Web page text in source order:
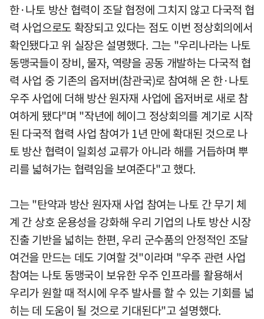
한·나토 방산 협력이 조달 협정에 그치지 않고 다국적 협
력 사업으로도 확장되고 있다는 점도 이번 정상회의에서
확인됐다고 위 실장은 설명했다. 그는 "우리나라는 나토
동맹국들이 장비, 물자, 역량을 공동 개발하는 다국적 협
력 사업 중 기존의 옵저버(참관국)로 참여해 온 한·나토
우주 사업에 더해 방산 원자재 사업에 옵저버로 새로 참
여하게 됐다"며 "작년에 헤이그 정상회의를 계기로 시작
된 다국적 협력 사업 참여가 1년 만에 확대된 것으로 나
토 방산 협력이 일회성 교류가 아니라 해를 거듭하며 뿌
리를 넓혀가는 협력임을 보여준다"고 했다.
그는 "탄약과 방산 원자재 사업 참여는 나토 간 무기 체
계 간 상호 운용성을 강화해 우리 기업의 나토 방산 시장
진출 기반을 넓히는 한편, 우리 군수품의 안정적인 조달
여건을 만드는 데도 기여할 것"이라며 "우주 관련 사업
참여는 나토 동맹국이 보유한 우주 인프라를 활용해서
우리가 원할 때 적시에 우주 발사를 할 수 있는 기회를 넓
히는 데 도움이 될 것으로 기대된다"고 설명했다.